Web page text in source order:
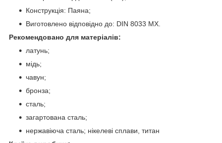
Конструкція: Паяна;
Виготовлено відповідно до: DIN 8033 MX.
Рекомендовано для матеріалів:
латунь;
мідь;
чавун;
бронза;
сталь;
загартована сталь;
нержавіюча сталь; нікелеві сплави, титан